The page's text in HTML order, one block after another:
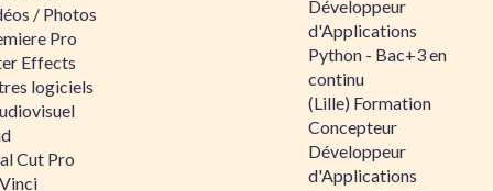
/ Photos
Pro
Effects
logiciels
Cut Pro
Développeur
d'Applications
Python - Bac+3 en
continu
(Lille) Formation
Concepteur
Développeur
d'Applications